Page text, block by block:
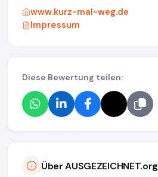
www.kurz-mal-weg.de
Impressum
Diese Bewertung teilen:
Über AUSGEZEICHNET.org